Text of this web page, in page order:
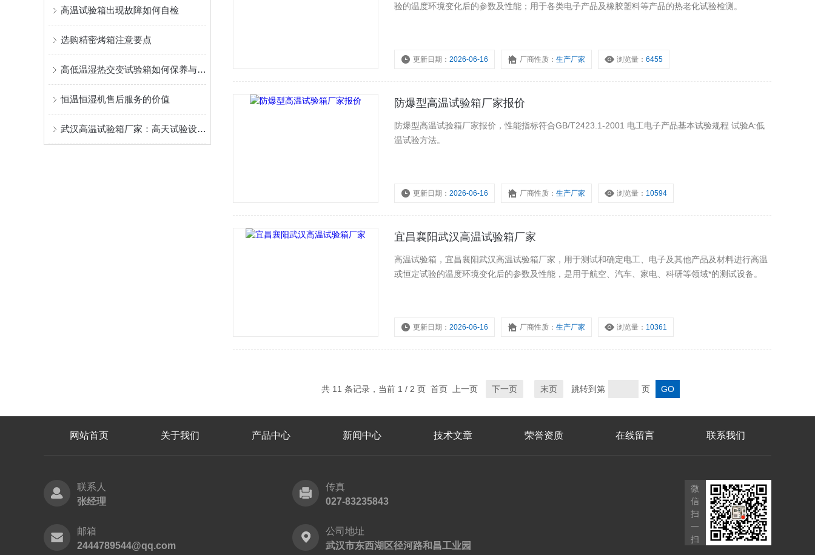
高温试验箱出现故障如何自检
选购精密烤箱注意要点
高低温湿热交变试验箱如何保养与维护
恒温恒湿机售后服务的价值
武汉高温试验箱厂家：高天试验设备的专业之选
验的温度环境变化后的参数及性能；用于各类电子产品及橡胶塑料等产品的热老化试验检测。
更新日期：2026-06-16 厂商性质：生产厂家 浏览量：6455
防爆型高温试验箱厂家报价
防爆型高温试验箱厂家报价，性能指标符合GB/T2423.1-2001 电工电子产品基本试验规程 试验A:低
温试验方法。
更新日期：2026-06-16 厂商性质：生产厂家 浏览量： 10594
宜昌襄阳武汉高温试验箱厂家
高温试验箱，宜昌襄阳武汉高温试验箱厂家，用于测试和确定电工、电子及其他产品及材料进行高温
或恒定试验的温度环境变化后的参数及性能，是用于航空、汽车、家电、科研等领域*的测试设备。
更新日期：2026-06-16 厂商性质：生产厂家 浏览量： 10361
共 11 条记录，当前 1 / 2 页 首页 上一页 下一页 末页 跳转到第 页
网站首页 关于我们 产品中心 新闻中心 技术文章 荣誉资质 在线留言 联系我们
联系人
张经理
传真
027-83235843
邮箱
2444789544@qq.com
公司地址
武汉市东西湖区径河路和昌工业园
微
信
扫
一
扫